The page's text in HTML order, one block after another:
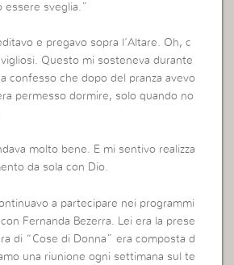
essere sveglia.”
e pregavo sopra l’Altare. Oh, c
Questo mi sosteneva durante
confesso che dopo del pranza avevo
permesso dormire, solo quando no
molto bene. E mi sentivo realizza
da sola con Dio.
a partecipare nei programmi
Fernanda Bezerra. Lei era la prese
di “Cose di Donna” era composta d
una riunione ogni settimana sul te